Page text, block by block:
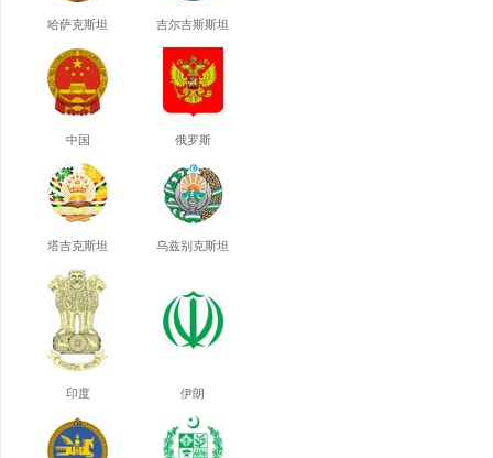
哈萨克斯坦 吉尔吉斯斯坦
中国 俄罗斯
塔吉克斯坦 乌兹别克斯坦
印度 伊朗